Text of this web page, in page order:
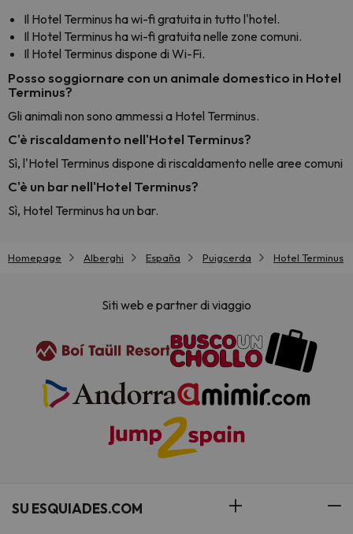
Il Hotel Terminus ha wi-fi gratuita in tutto l'hotel.
Il Hotel Terminus ha wi-fi gratuita nelle zone comuni.
Il Hotel Terminus dispone di Wi-Fi.
Posso soggiornare con un animale domestico in Hotel
Terminus?
Gli animali non sono ammessi a Hotel Terminus.
C'è riscaldamento nell'Hotel Terminus?
Sì, l'Hotel Terminus dispone di riscaldamento nelle aree comuni
C'è un bar nell'Hotel Terminus?
Sì, Hotel Terminus ha un bar.
Homepage Alberghi España Puigcerda Hotel Terminus
Siti web e partner di viaggio
SU ESQUIADES.COM